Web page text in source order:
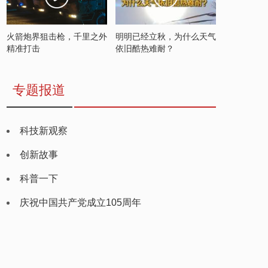
火箭炮界狙击枪，千里之外
精准打击
明明已经立秋，为什么天气
依旧酷热难耐？
专题报道
科技新观察
创新故事
科普一下
庆祝中国共产党成立105周年